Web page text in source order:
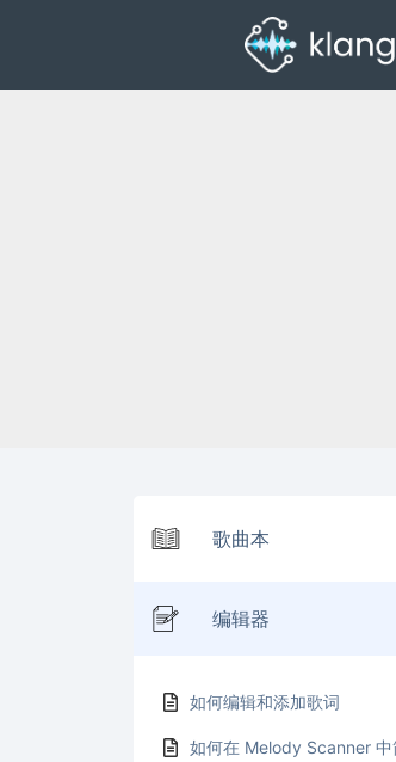
歌曲本
编辑器
如何编辑和添加歌词
如何在 Melody Scanner 中